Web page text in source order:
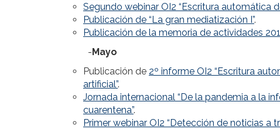
Segundo webinar OI2 “Escritura automática
Publicación de “La gran mediatización I”.
Publicación de la memoria de actividades
-Mayo
Publicación de 2º informe OI2 “Escritura
artificial”.
Jornada internacional “De la pandemia a la
cuarentena”.
Primer webinar OI2 “Detección de noticias a